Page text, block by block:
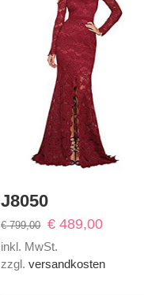
J8050
€799,00 Ursprünglicher
Preis
war:
€ 489,00Aktueller
inkl. MwSt.
zzgl.versandkosten